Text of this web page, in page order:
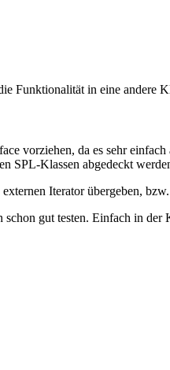
Funktionalität in eine andere
vorziehen, da es sehr
SPL-Klassen abgedeckt
Iterator übergeben,
gut testen. Einfach in der